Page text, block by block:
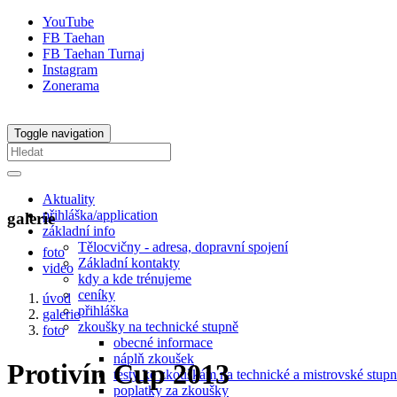
YouTube
FB Taehan
FB Taehan Turnaj
Instagram
Zonerama
Toggle navigation
Aktuality
přihláška/application
základní info
Tělocvičny - adresa, dopravní spojení
Základní kontakty
kdy a kde trénujeme
ceníky
přihláška
zkoušky na technické stupně
obecné informace
náplň zkoušek
testy ke zkouškám na technické a mistrovské
poplatky za zkoušky
galerie
foto
video
úvod
galerie
foto
Protivín Cup 2013